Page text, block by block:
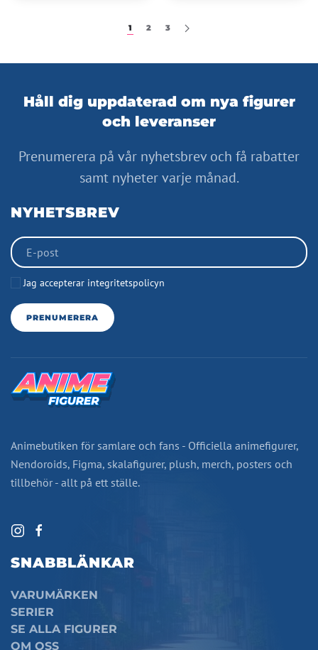
1 2 3
Håll dig uppdaterad om nya figurer
och leveranser
Prenumerera på vår nyhetsbrev och få rabatter
samt nyheter varje månad.
NYHETSBREV
Jag accepterar integritetspolicyn
PRENUMERERA
Animebutiken för samlare och fans - Officiella animefigurer,
Nendoroids, Figma, skalafigurer, plush, merch, posters och
tillbehör - allt på ett ställe.
SNABBLÄNKAR
VARUMÄRKEN
SERIER
SE ALLA FIGURER
OM OSS